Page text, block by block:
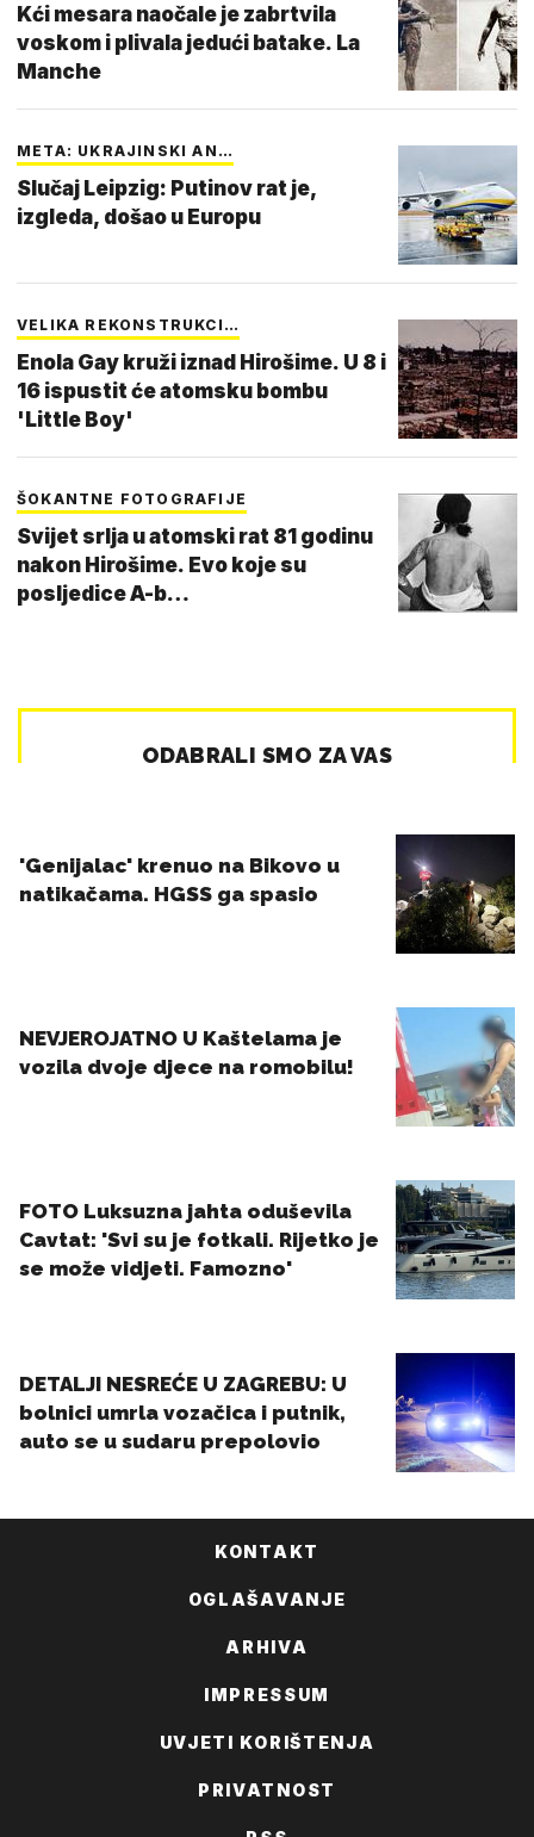
Kći mesara naočale je zabrtvila
voskom i plivala jedući batake. La
Manche
META: UKRAJINSKI AN…
Slučaj Leipzig: Putinov rat je,
izgleda, došao u Europu
VELIKA REKONSTRUKCI…
Enola Gay kruži iznad Hirošime. U 8 i
16 ispustit će atomsku bombu
'Little Boy'
ŠOKANTNE FOTOGRAFIJE
Svijet srlja u atomski rat 81 godinu
nakon Hirošime. Evo koje su
posljedice A-b…
KONTAKT
OGLAŠAVANJE
ARHIVA
IMPRESSUM
UVJETI KORIŠTENJA
PRIVATNOST